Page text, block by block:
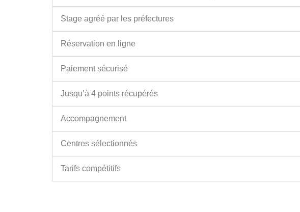
Stage agréé par les préfectures
Réservation en ligne
Paiement sécurisé
Jusqu’à 4 points récupérés
Accompagnement
Centres sélectionnés
Tarifs compétitifs